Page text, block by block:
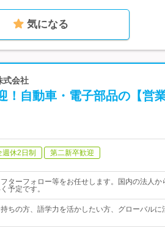
気になる
式会社
！自動車・電子部品の【営
週休2日制 第二新卒歓迎
ターフォロー等をお任せします。国内の法人
予定です。
ちの方、語学力を活かしたい方、グローバルに